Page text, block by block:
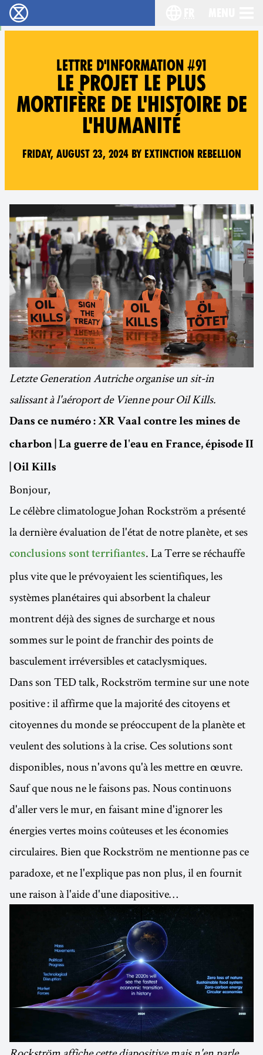
Extinction Rebellion - Home
LETTRE D'INFORMATION #91
LE PROJET LE PLUS
MORTIFÈRE DE L'HISTOIRE DE
L'HUMANITÉ
Friday, August 23, 2024 by Extinction Rebellion
Letzte Generation Autriche organise un sit-in
salissant à l'aéroport de Vienne pour Oil Kills.
Dans ce numéro : XR Vaal contre les mines de
charbon | La guerre de l'eau en France, épisode II
| Oil Kills
Bonjour,
Le célèbre climatologue Johan Rockström a présenté
la dernière évaluation de l'état de notre planète, et ses
conclusions sont terrifiantes. La Terre se réchauffe
plus vite que le prévoyaient les scientifiques, les
systèmes planétaires qui absorbent la chaleur
montrent déjà des signes de surcharge et nous
sommes sur le point de franchir des points de
basculement irréversibles et cataclysmiques.
Dans son TED talk, Rockström termine sur une note
positive : il affirme que la majorité des citoyens et
citoyennes du monde se préoccupent de la planète et
veulent des solutions à la crise. Ces solutions sont
disponibles, nous n'avons qu'à les mettre en œuvre.
Sauf que nous ne le faisons pas. Nous continuons
d'aller vers le mur, en faisant mine d'ignorer les
énergies vertes moins coûteuses et les économies
circulaires. Bien que Rockström ne mentionne pas ce
paradoxe, et ne l'explique pas non plus, il en fournit
une raison à l'aide d'une diapositive…